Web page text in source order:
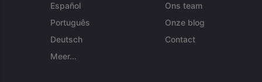
Español
Português
Deutsch
Meer...
Ons team
Onze blog
Contact